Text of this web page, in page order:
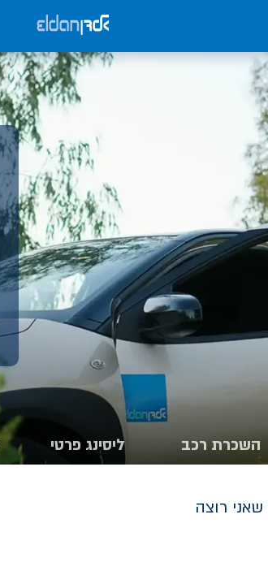
השכרת רכב ליסינג פרטי
רוצה